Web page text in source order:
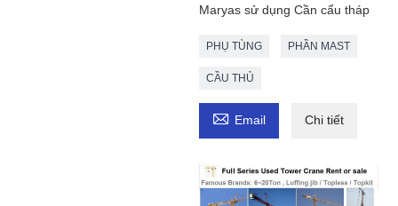
Maryas sử dụng Cần cẩu tháp
PHỤ TÙNG
PHẦN MAST
CẦU THỦ
 Email Chi tiết